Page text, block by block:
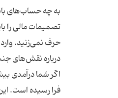
به چه حساب‌های
تصمیمات مالی را
اگر شما درآمدی
فرا رسیده است.